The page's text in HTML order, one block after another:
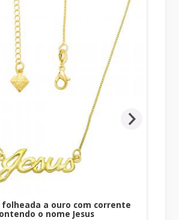
a ouro com corrente
o nome Jesus